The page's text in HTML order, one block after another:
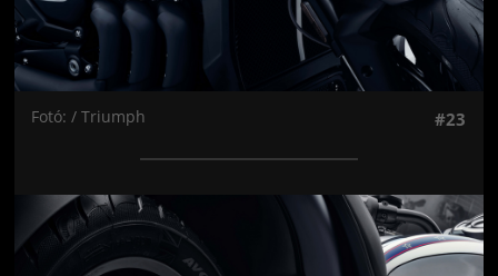
Fotó: / Triumph #23
Jön még kép!